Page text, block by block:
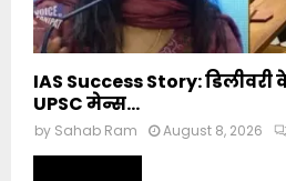
IAS Success Story: डिलीवरी
UPSC मेन्स...
by Sahab Ram August 8, 2026